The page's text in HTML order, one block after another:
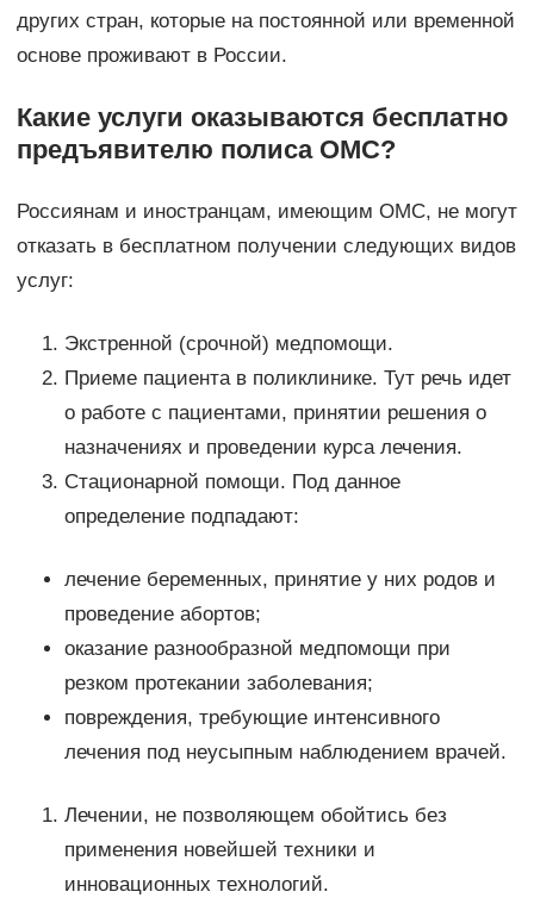
других стран, которые на постоянной или временной
основе проживают в России.
Какие услуги оказываются бесплатно
предъявителю полиса ОМС?
Россиянам и иностранцам, имеющим ОМС, не могут
отказать в бесплатном получении следующих видов
услуг:
Экстренной (срочной) медпомощи.
Приеме пациента в поликлинике. Тут речь идет
о работе с пациентами, принятии решения о
назначениях и проведении курса лечения.
Стационарной помощи. Под данное
определение подпадают:
лечение беременных, принятие у них родов и
проведение абортов;
оказание разнообразной медпомощи при
резком протекании заболевания;
повреждения, требующие интенсивного
лечения под неусыпным наблюдением врачей.
Лечении, не позволяющем обойтись без
применения новейшей техники и
инновационных технологий.